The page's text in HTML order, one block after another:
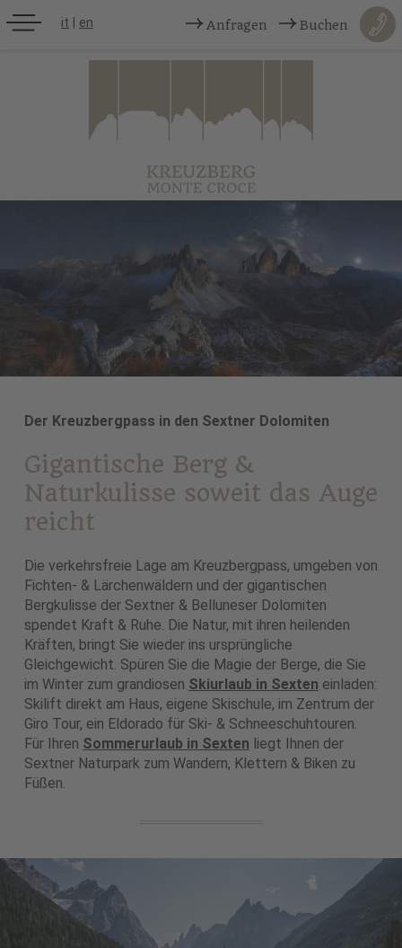
Anfragen Buchen
it en
Der Kreuzbergpass in den Sextner Dolomiten
Gigantische Berg &
Naturkulisse soweit das Auge
reicht
Die verkehrsfreie Lage am Kreuzbergpass, umgeben von
Fichten- & Lärchenwäldern und der gigantischen
Bergkulisse der Sextner & Belluneser Dolomiten
spendet Kraft & Ruhe. Die Natur, mit ihren heilenden
Kräften, bringt Sie wieder ins ursprüngliche
Gleichgewicht. Spüren Sie die Magie der Berge, die Sie
im Winter zum grandiosen Skiurlaub in Sexten einladen:
Skilift direkt am Haus, eigene Skischule, im Zentrum der
Giro Tour, ein Eldorado für Ski- & Schneeschuhtouren.
Für Ihren Sommerurlaub in Sexten liegt Ihnen der
Sextner Naturpark zum Wandern, Klettern & Biken zu
Füßen.